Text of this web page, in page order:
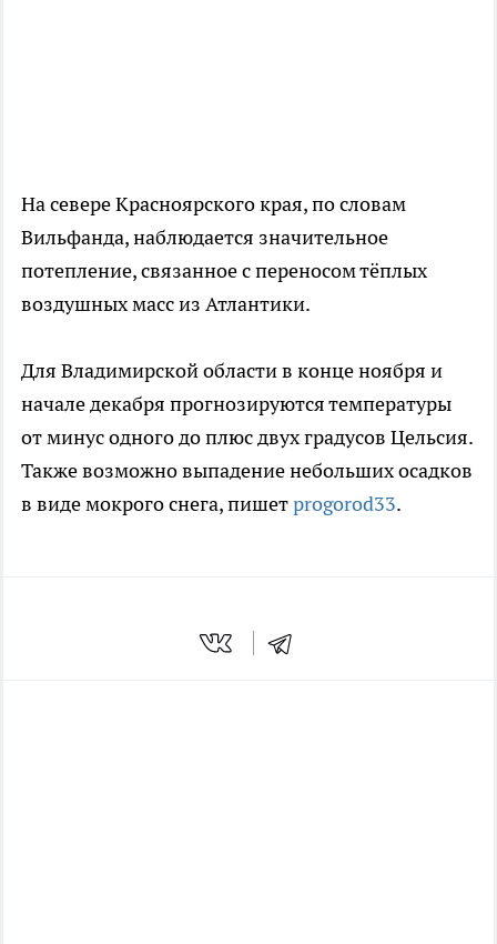
На севере Красноярского края, по словам
Вильфанда, наблюдается значительное
потепление, связанное с переносом тёплых
воздушных масс из Атлантики.
Для Владимирской области в конце ноября и
начале декабря прогнозируются температуры
от минус одного до плюс двух градусов Цельсия.
Также возможно выпадение небольших осадков
в виде мокрого снега, пишетprogorod33.